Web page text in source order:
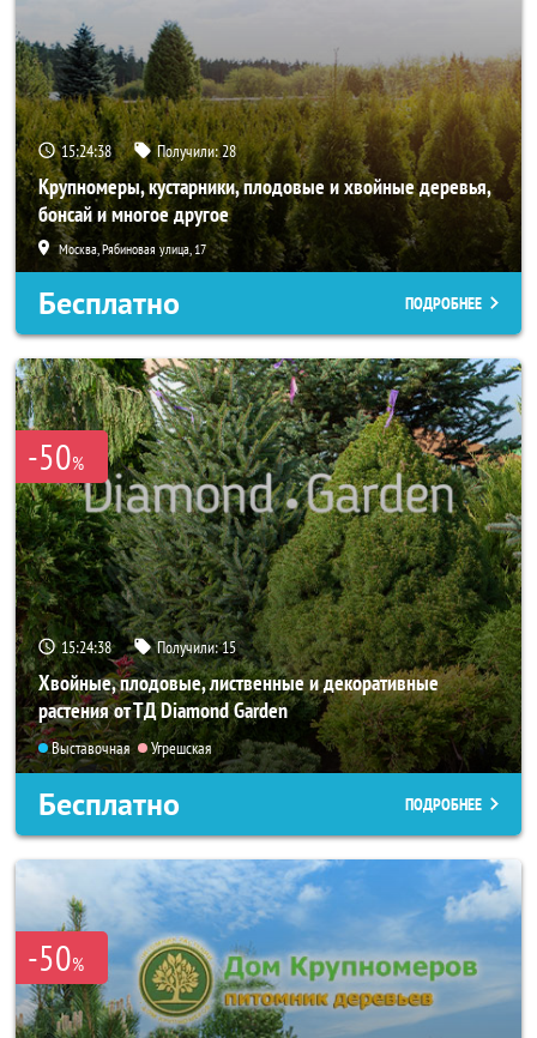
15:24:37 Получили:28
Крупномеры, кустарники, плодовые и хвойные деревья,
бонсай и многое другое
Москва, Рябиновая улица, 17
Бесплатно ПОДРОБНЕЕ
-50%
15:24:37 Получили:15
Хвойные, плодовые, лиственные и декоративные
растения от ТД Diamond Garden
Выставочная Угрешская
Бесплатно ПОДРОБНЕЕ
-50%